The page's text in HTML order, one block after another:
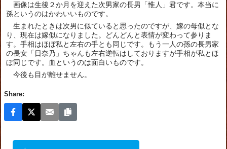
画像は生後２か月を迎えた次男家の長男「惟人」君です。本当に
孫というのはかわいいものです。
生まれたときは次男に似ていると思ったのですが、嫁の母似とな
り、現在は嫁似になりました。どんどんと表情が変わって参りま
す。手相はほぼ私と左右の手とも同じです。もう一人の孫の長男家
の長女「日奈乃」ちゃんも左右逆転はしておりますが手相が私とほ
ぼ同じです。血というのは面白いものです。
今後も目が離せません。
Share: